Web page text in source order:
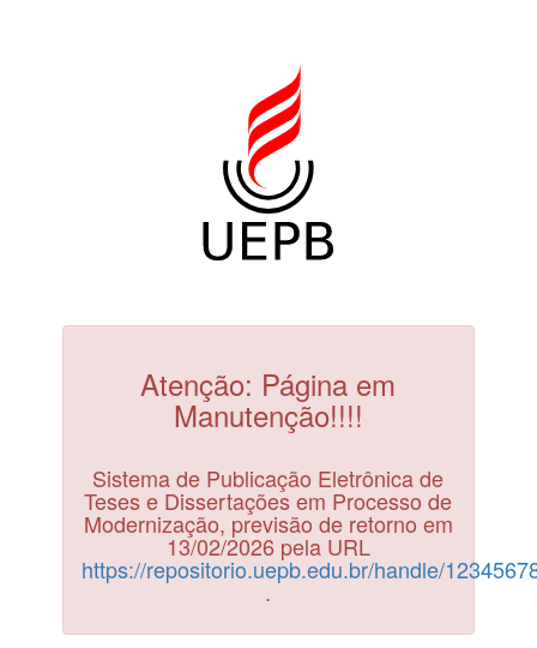
Atenção: Página em
Manutenção!!!!
Sistema de Publicação Eletrônica de
Teses e Dissertações em Processo de
Modernização, previsão de retorno em
13/02/2026 pela URL
https://repositorio.uepb.edu.br/handle/
.